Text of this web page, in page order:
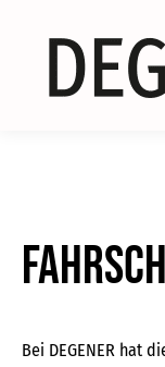
Bei DEGENER hat